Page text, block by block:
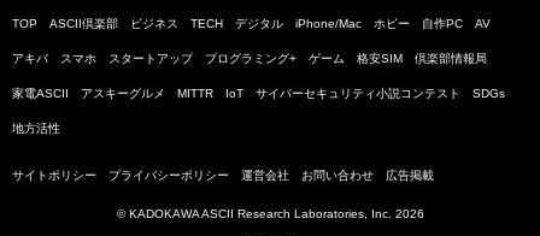
TOP ASCII倶楽部 ビジネス TECH デジタル iPhone/Mac ホビー 自作PC AV
アキバ スマホ スタートアップ プログラミング+ ゲーム 格安SIM 倶楽部情報局
家電ASCII アスキーグルメ MITTR IoT サイバーセキュリティ小説コンテスト SDGs
地方活性
サイトポリシー プライバシーポリシー 運営会社 お問い合わせ 広告掲載
© KADOKAWA ASCII Research Laboratories, Inc. 2026